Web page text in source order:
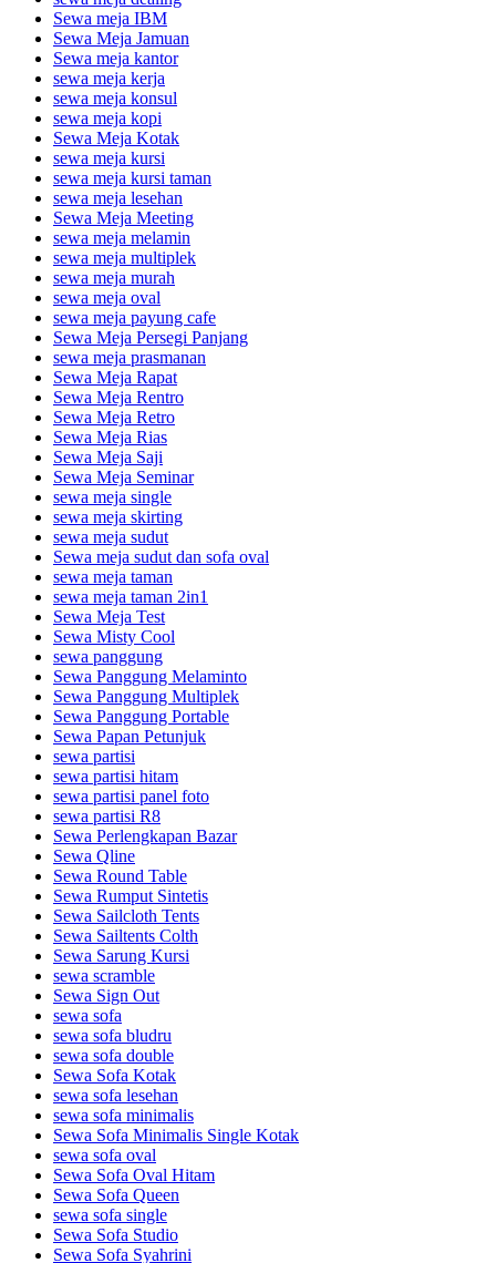
Sewa meja IBM
Sewa Meja Jamuan
Sewa meja kantor
sewa meja kerja
sewa meja konsul
sewa meja kopi
Sewa Meja Kotak
sewa meja kursi
sewa meja kursi taman
sewa meja lesehan
Sewa Meja Meeting
sewa meja melamin
sewa meja multiplek
sewa meja murah
sewa meja oval
sewa meja payung cafe
Sewa Meja Persegi Panjang
sewa meja prasmanan
Sewa Meja Rapat
Sewa Meja Rentro
Sewa Meja Retro
Sewa Meja Rias
Sewa Meja Saji
Sewa Meja Seminar
sewa meja single
sewa meja skirting
sewa meja sudut
Sewa meja sudut dan sofa oval
sewa meja taman
sewa meja taman 2in1
Sewa Meja Test
Sewa Misty Cool
sewa panggung
Sewa Panggung Melaminto
Sewa Panggung Multiplek
Sewa Panggung Portable
Sewa Papan Petunjuk
sewa partisi
sewa partisi hitam
sewa partisi panel foto
sewa partisi R8
Sewa Perlengkapan Bazar
Sewa Qline
Sewa Round Table
Sewa Rumput Sintetis
Sewa Sailcloth Tents
Sewa Sailtents Colth
Sewa Sarung Kursi
sewa scramble
Sewa Sign Out
sewa sofa
sewa sofa bludru
sewa sofa double
Sewa Sofa Kotak
sewa sofa lesehan
sewa sofa minimalis
Sewa Sofa Minimalis Single Kotak
sewa sofa oval
Sewa Sofa Oval Hitam
Sewa Sofa Queen
sewa sofa single
Sewa Sofa Studio
Sewa Sofa Syahrini